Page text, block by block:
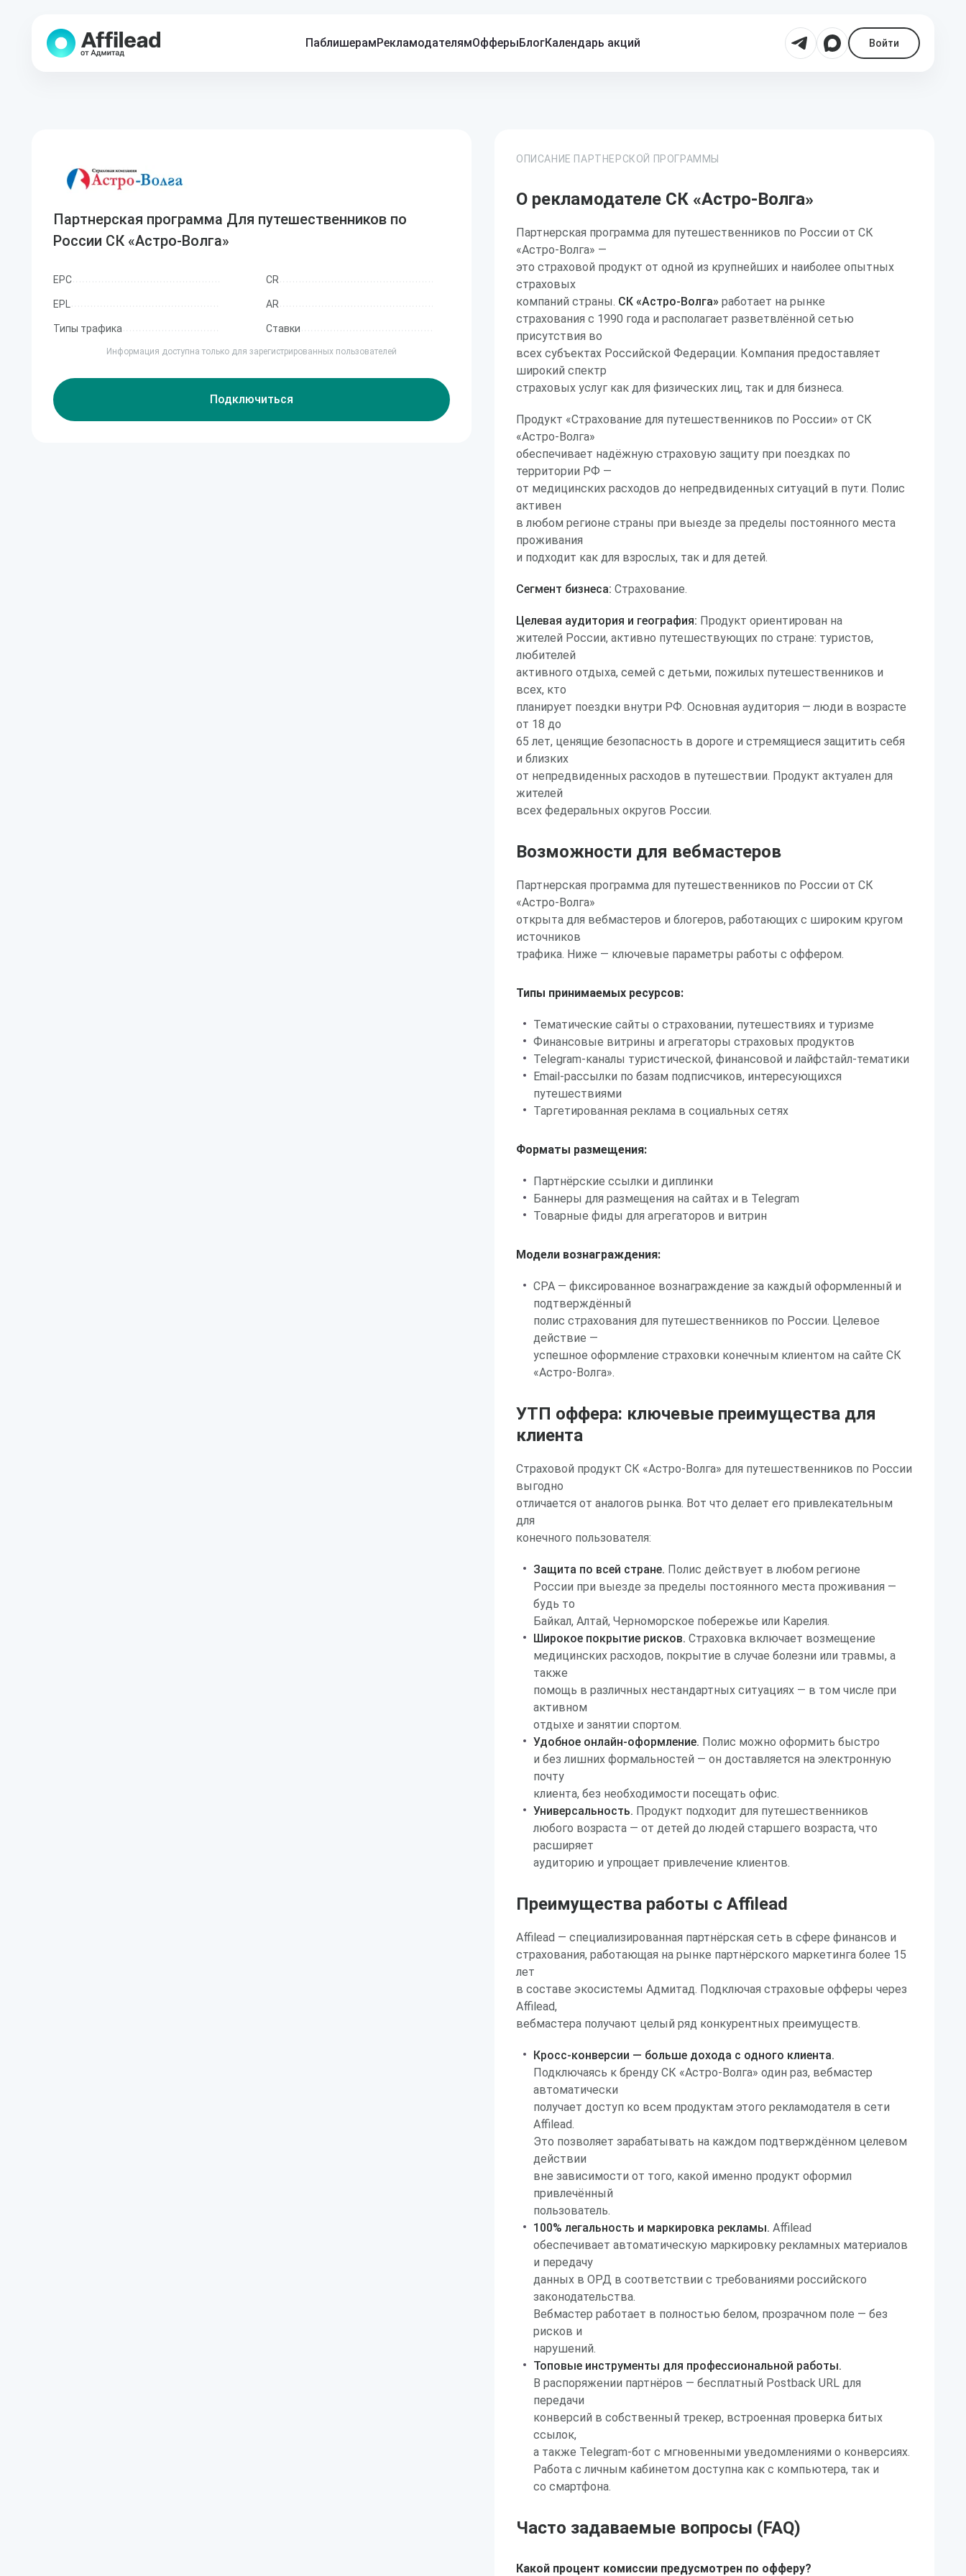
ПаблишерамРекламодателямОфферыБлогКалендарь акций Войти
Партнерская программа Для путешественников по
России СК «Астро-Волга»
EPC CR
EPL AR
Типы трафика Ставки
Информация доступна только для зарегистрированных пользователей
Подключиться
ОПИСАНИЕ ПАРТНЕРСКОЙ ПРОГРАММЫ
О рекламодателе СК «Астро-Волга»
Партнерская программа для путешественников по России от СК
«Астро-Волга» —
это страховой продукт от одной из крупнейших и наиболее опытных
страховых
компаний страны. СК «Астро-Волга» работает на рынке
страхования с 1990 года и располагает разветвлённой сетью
присутствия во
всех субъектах Российской Федерации. Компания предоставляет
широкий спектр
страховых услуг как для физических лиц, так и для бизнеса.
Продукт «Страхование для путешественников по России» от СК
«Астро-Волга»
обеспечивает надёжную страховую защиту при поездках по
территории РФ —
от медицинских расходов до непредвиденных ситуаций в пути. Полис
активен
в любом регионе страны при выезде за пределы постоянного места
проживания
и подходит как для взрослых, так и для детей.
Сегмент бизнеса: Страхование.
Целевая аудитория и география: Продукт ориентирован на
жителей России, активно путешествующих по стране: туристов,
любителей
активного отдыха, семей с детьми, пожилых путешественников и
всех, кто
планирует поездки внутри РФ. Основная аудитория — люди в возрасте
от 18 до
65 лет, ценящие безопасность в дороге и стремящиеся защитить себя
и близких
от непредвиденных расходов в путешествии. Продукт актуален для
жителей
всех федеральных округов России.
Возможности для вебмастеров
Партнерская программа для путешественников по России от СК
«Астро-Волга»
открыта для вебмастеров и блогеров, работающих с широким кругом
источников
трафика. Ниже — ключевые параметры работы с оффером.
Типы принимаемых ресурсов:
Тематические сайты о страховании, путешествиях и туризме
Финансовые витрины и агрегаторы страховых продуктов
Telegram-каналы туристической, финансовой и лайфстайл-тематики
Email-рассылки по базам подписчиков, интересующихся
путешествиями
Таргетированная реклама в социальных сетях
Форматы размещения:
Партнёрские ссылки и диплинки
Баннеры для размещения на сайтах и в Telegram
Товарные фиды для агрегаторов и витрин
Модели вознаграждения:
CPA — фиксированное вознаграждение за каждый оформленный и
подтверждённый
полис страхования для путешественников по России. Целевое
действие —
успешное оформление страховки конечным клиентом на сайте СК
«Астро-Волга».
УТП оффера: ключевые преимущества для
клиента
Страховой продукт СК «Астро-Волга» для путешественников по России
выгодно
отличается от аналогов рынка. Вот что делает его привлекательным
для
конечного пользователя:
Защита по всей стране. Полис действует в любом регионе
России при выезде за пределы постоянного места проживания —
будь то
Байкал, Алтай, Черноморское побережье или Карелия.
Широкое покрытие рисков. Страховка включает возмещение
медицинских расходов, покрытие в случае болезни или травмы, а
также
помощь в различных нестандартных ситуациях — в том числе при
активном
отдыхе и занятии спортом.
Удобное онлайн-оформление. Полис можно оформить быстро
и без лишних формальностей — он доставляется на электронную
почту
клиента, без необходимости посещать офис.
Универсальность. Продукт подходит для путешественников
любого возраста — от детей до людей старшего возраста, что
расширяет
аудиторию и упрощает привлечение клиентов.
Преимущества работы с Affilead
Affilead — специализированная партнёрская сеть в сфере финансов и
страхования, работающая на рынке партнёрского маркетинга более 15
лет
в составе экосистемы Адмитад. Подключая страховые офферы через
Affilead,
вебмастера получают целый ряд конкурентных преимуществ.
Кросс-конверсии — больше дохода с одного клиента.
Подключаясь к бренду СК «Астро-Волга» один раз, вебмастер
автоматически
получает доступ ко всем продуктам этого рекламодателя в сети
Affilead.
Это позволяет зарабатывать на каждом подтверждённом целевом
действии
вне зависимости от того, какой именно продукт оформил
привлечённый
пользователь.
100% легальность и маркировка рекламы. Affilead
обеспечивает автоматическую маркировку рекламных материалов
и передачу
данных в ОРД в соответствии с требованиями российского
законодательства.
Вебмастер работает в полностью белом, прозрачном поле — без
рисков и
нарушений.
Топовые инструменты для профессиональной работы.
В распоряжении партнёров — бесплатный Postback URL для
передачи
конверсий в собственный трекер, встроенная проверка битых
ссылок,
а также Telegram-бот с мгновенными уведомлениями о конверсиях.
Работа с личным кабинетом доступна как с компьютера, так и
со смартфона.
Часто задаваемые вопросы (FAQ)
Какой процент комиссии предусмотрен по офферу?